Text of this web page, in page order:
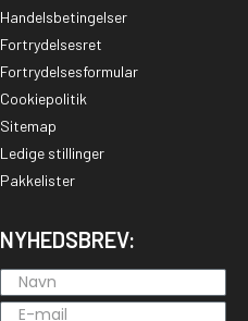
Handelsbetingelser
Fortrydelsesret
Fortrydelsesformular
Cookiepolitik
Sitemap
Ledige stillinger
Pakkelister
NYHEDSBREV: